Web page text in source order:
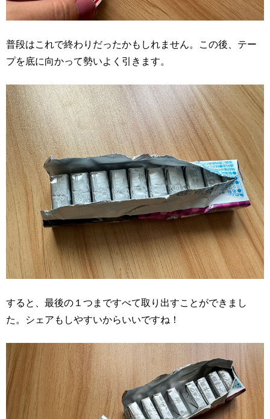
普段はこれで終わりだったかもしれません。この後、テー
プを底に向かって勢いよく引きます。
すると、最後の１つまですべて取り出すことができまし
た。シェアもしやすいからいいですね！